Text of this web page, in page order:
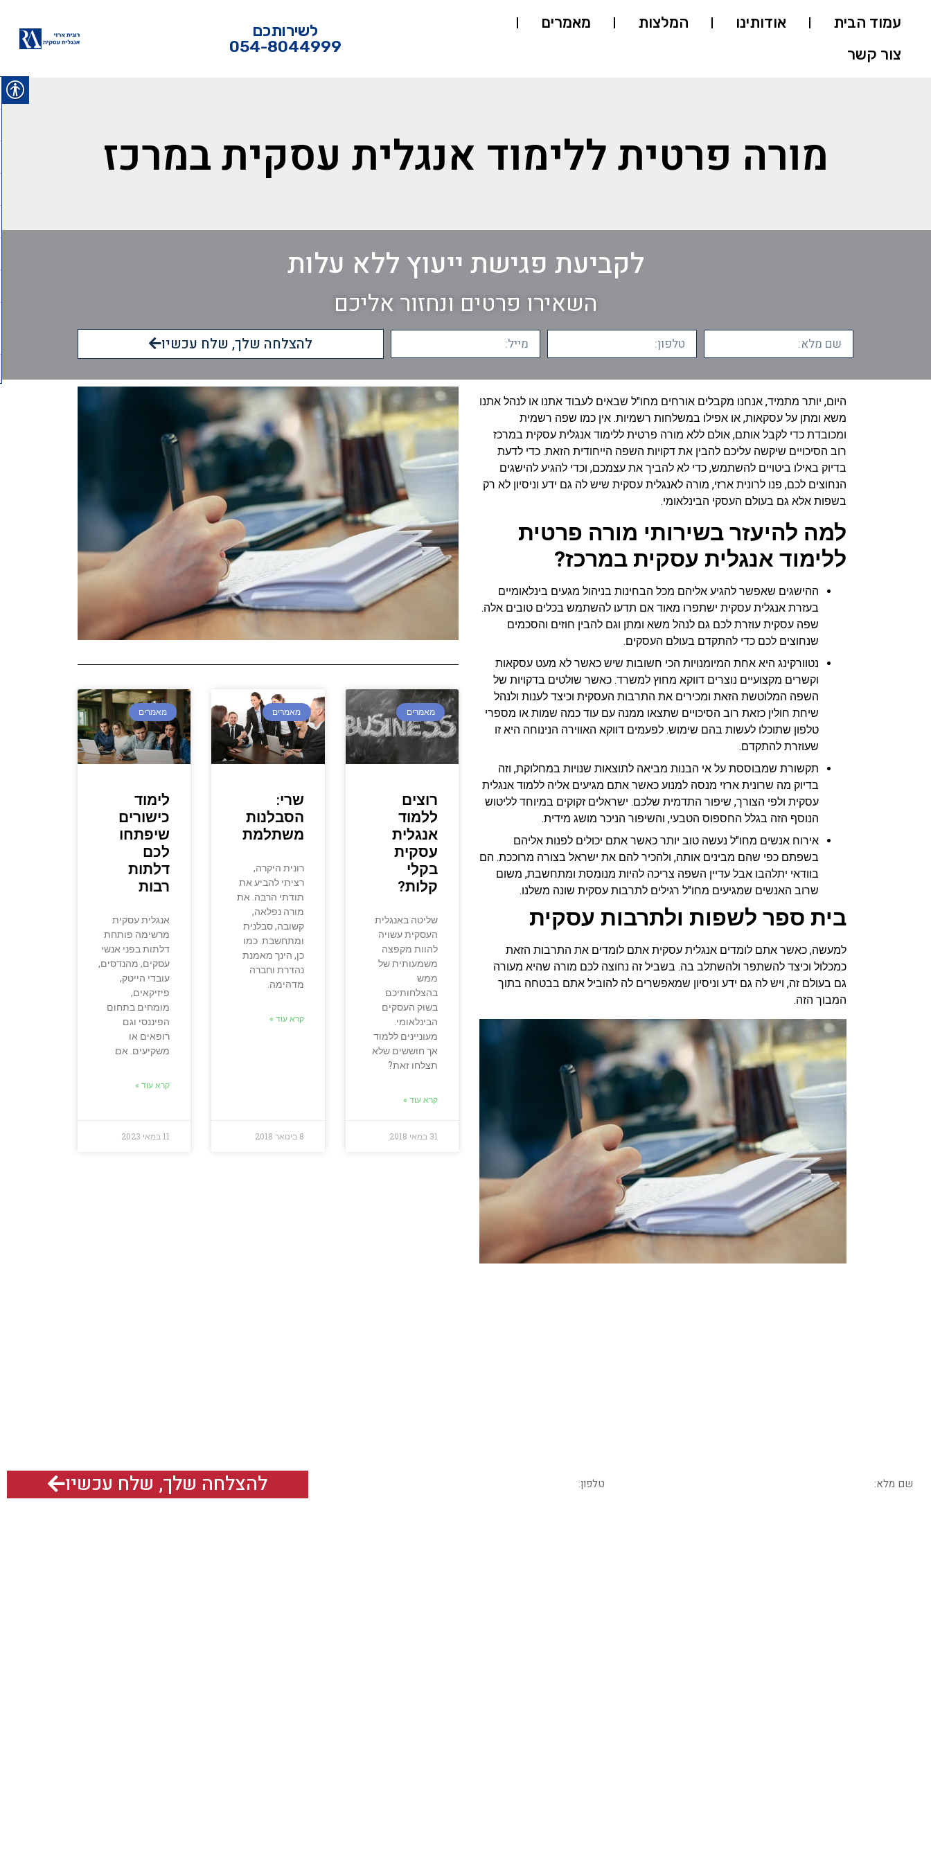
עמוד הבית אודותינו המלצות
מאמרים
צור קשר
לשירותכם
054-8044999
מורה פרטית ללימוד אנגלית עסקית במרכז
לקביעת פגישת ייעוץ ללא עלות
השאירו פרטים ונחזור אליכם
להצלחה שלך, שלח עכשיו
היום, יותר מתמיד, אנחנו מקבלים אורחים מחו"ל שבאים לעבוד אתנו או לנהל אתנו
משא ומתן על עסקאות, או אפילו במשלחות רשמיות. אין כמו שפה רשמית
ומכובדת כדי לקבל אותם, אולם ללא מורה פרטית ללימוד אנגלית עסקית במרכז
רוב הסיכויים שיקשה עליכם להבין את דקויות השפה הייחודית הזאת. כדי לדעת
בדיוק באילו ביטויים להשתמש, כדי לא להביך את עצמכם, וכדי להגיע להישגים
הנחוצים לכם, פנו לרונית ארזי, מורה לאנגלית עסקית שיש לה גם ידע וניסיון לא רק
בשפות אלא גם בעולם העסקי הבינלאומי.
למה להיעזר בשירותי מורה פרטית
ללימוד אנגלית עסקית במרכז?
ההישגים שאפשר להגיע אליהם מכל הבחינות בניהול מגעים בינלאומיים
בעזרת אנגלית עסקית ישתפרו מאוד אם תדעו להשתמש בכלים טובים אלה.
שפה עסקית עוזרת לכם גם לנהל משא ומתן וגם להבין חוזים והסכמים
שנחוצים לכם כדי להתקדם בעולם העסקים.
נטוורקינג היא אחת המיומנויות הכי חשובות שיש כאשר לא מעט עסקאות
וקשרים מקצועיים נוצרים דווקא מחוץ למשרד. כאשר שולטים בדקויות של
השפה המלוטשת הזאת ומכירים את התרבות העסקית וכיצד לענות ולנהל
שיחת חולין כזאת רוב הסיכויים שתצאו ממנה עם עוד כמה שמות או מספרי
טלפון שתוכלו לעשות בהם שימוש. לפעמים דווקא האווירה הנינוחה היא זו
שעוזרת להתקדם.
תקשורת שמבוססת על אי הבנות מביאה לתוצאות שנויות במחלוקת, וזה
בדיוק מה שרונית ארזי מנסה למנוע כאשר אתם מגיעים אליה ללמוד אנגלית
עסקית ולפי הצורך, שיפור התדמית שלכם. ישראלים זקוקים במיוחד לליטוש
הנוסף הזה בגלל החספוס הטבעי, והשיפור הניכר מושג מידית.
אירוח אנשים מחו"ל נעשה טוב יותר כאשר אתם יכולים לפנות אליהם
בשפתם כפי שהם מבינים אותה, ולהכיר להם את ישראל בצורה מרוככת. הם
בוודאי יתלהבו אבל עדיין השפה צריכה להיות מנומסת ומתחשבת, משום
שרוב האנשים שמגיעים מחו"ל רגילים לתרבות עסקית שונה משלנו.
בית ספר לשפות ולתרבות עסקית
למעשה, כאשר אתם לומדים אנגלית עסקית אתם לומדים את התרבות הזאת
כמכלול וכיצד להשתפר ולהשתלב בה. בשביל זה נחוצה לכם מורה שהיא מעורה
גם בעולם זה, ויש לה גם ידע וניסיון שמאפשרים לה להוביל אתם בבטחה בתוך
המבוך הזה.
מאמרים
רוצים
ללמוד
אנגלית
עסקית
בקלי
קלות?
שליטה באנגלית
העסקית עשויה
להוות מקפצה
משמעותית של
ממש
בהצלחותיכם
בשוק העסקים
הבינלאומי.
מעוניינים ללמוד
אך חוששים שלא
תצלחו זאת?
קרא עוד »
31 במאי 2018
מאמרים
שרי:
הסבלנות
משתלמת
רונית היקרה,
רציתי להביע את
תודתי הרבה. את
מורה נפלאה,
קשובה, סבלנית
ומתחשבת. כמו
כן, הינך מאמנת
נהדרת וחברה
מדהימה.
קרא עוד »
8 בינואר 2018
מאמרים
לימוד
כישורים
שיפתחו
לכם
דלתות
רבות
אנגלית עסקית
מרשימה פותחת
דלתות בפני אנשי
עסקים, מהנדסים,
עובדי הייטק,
פיזיקאים,
מומחים בתחום
הפיננסי וגם
רופאים או
משקיעים. אם
קרא עוד »
11 במאי 2023
להצלחה שלך, שלח עכשיו